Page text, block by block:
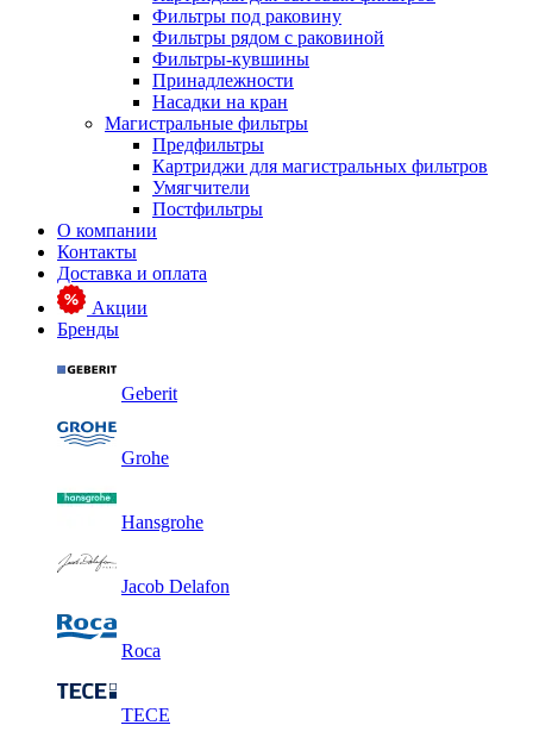
Фильтры под раковину
Фильтры рядом с раковиной
Фильтры-кувшины
Принадлежности
Насадки на кран
Магистральные фильтры
Предфильтры
Картриджи для магистральных фильтров
Умягчители
Постфильтры
О компании
Контакты
Доставка и оплата
Акции
Бренды
Geberit
Grohe
Hansgrohe
Jacob Delafon
Roca
TECE